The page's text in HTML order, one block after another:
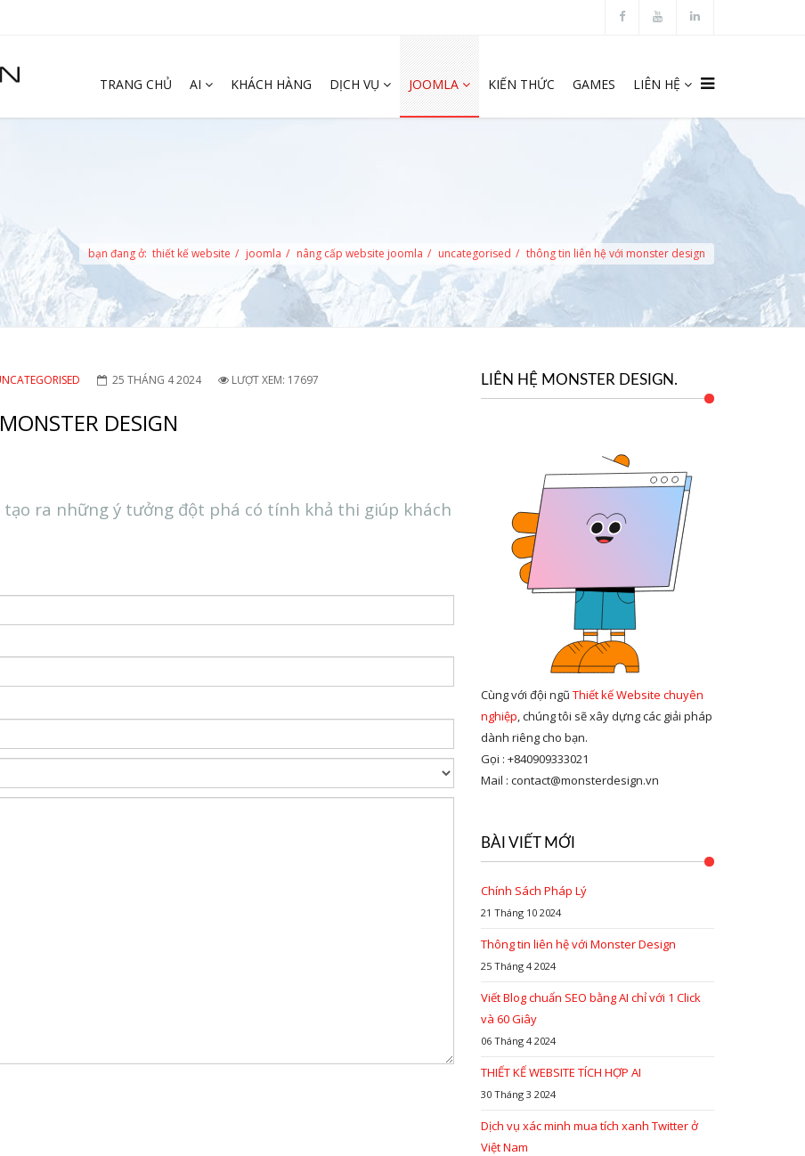
TRANG CHỦ AI KHÁCH HÀNG DỊCH VỤ JOOMLA KIẾN THỨC GAMES LIÊN HỆ
bạn đang ở: thiết kế website joomla nâng cấp website joomla uncategorised thông tin liên hệ với monster design
25 THÁNG 4 2024
LƯỢT XEM: 17697
DESIGN
ra những ý tưởng đột phá có tính khả thi giúp khách
LIÊN HỆ MONSTER DESIGN.
Cùng với đội ngũ Thiết kế Website chuyên
nghiệp, chúng tôi sẽ xây dựng các giải pháp
dành riêng cho bạn.
Gọi : +840909333021
Mail : contact@monsterdesign.vn
BÀI VIẾT MỚI
Chính Sách Pháp Lý
21 Tháng 10 2024
Thông tin liên hệ với Monster Design
25 Tháng 4 2024
Viết Blog chuẩn SEO bằng AI chỉ với 1 Click
và 60 Giây
06 Tháng 4 2024
THIẾT KẾ WEBSITE TÍCH HỢP AI
30 Tháng 3 2024
Dịch vụ xác minh mua tích xanh Twitter ở
Việt Nam